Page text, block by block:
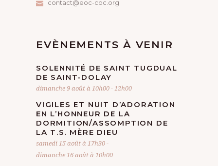
contact@eoc-coc.org
EVÈNEMENTS À VENIR
SOLENNITÉ DE SAINT TUGDUAL
DE SAINT-DOLAY
dimanche 9 août à 10h00-12h00
VIGILES ET NUIT D’ADORATION
EN L’HONNEUR DE LA
DORMITION/ASSOMPTION DE
LA T.S. MÈRE DIEU
samedi 15 août à 17h30-
dimanche 16 août à 10h00